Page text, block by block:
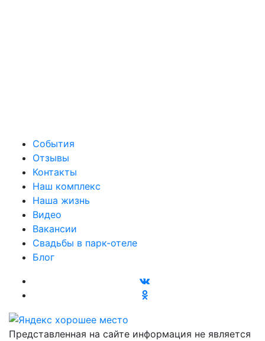
События
Отзывы
Контакты
Наш комплекс
Наша жизнь
Видео
Вакансии
Свадьбы в парк-отеле
Блог
Представленная на сайте информация не является